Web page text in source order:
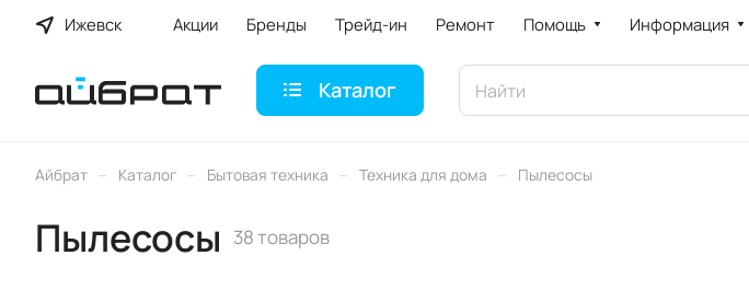
Ижевск Акции Бренды Трейд-ин Ремонт Помощь Информация
Каталог
Айбрат – Каталог – Бытовая техника – Техника для дома – Пылесосы
Пылесосы 38 товаров